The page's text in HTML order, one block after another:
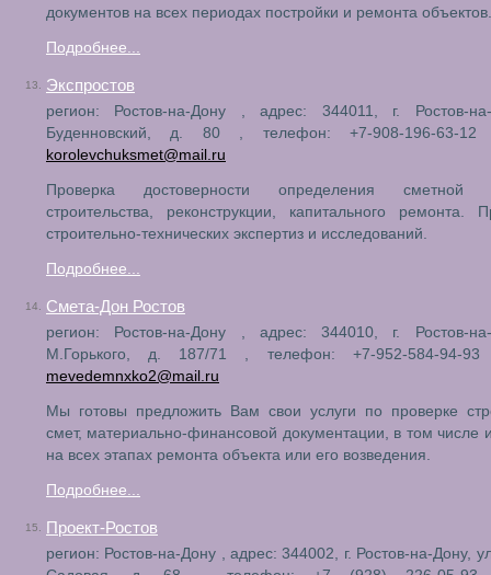
документов на всех периодах постройки и ремонта объектов.
Подробнее...
13. Экспростов
регион: Ростов-на-Дону , адрес: 344011, г. Ростов-
Буденновский, д. 80 , телефон: +7-908-196-63-
korolevchuksmet@mail.ru
Проверка достоверности определения сметной
строительства, реконструкции, капитального ремонта.
строительно-технических экспертиз и исследований.
Подробнее...
14. Смета-Дон Ростов
регион: Ростов-на-Дону , адрес: 344010, г. Ростов-
М.Горького, д. 187/71 , телефон: +7-952-584-94-
mevedemnxko2@mail.ru
Мы готовы предложить Вам свои услуги по проверке
смет, материально-финансовой документации, в том числе
на всех этапах ремонта объекта или его возведения.
Подробнее...
15. Проект-Ростов
регион: Ростов-на-Дону , адрес: 344002, г. Ростов-на-Дону,